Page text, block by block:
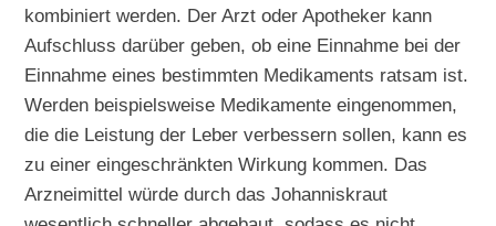
kombiniert werden. Der Arzt oder Apotheker kann
Aufschluss darüber geben, ob eine Einnahme bei der
Einnahme eines bestimmten Medikaments ratsam ist.
Werden beispielsweise Medikamente eingenommen,
die die Leistung der Leber verbessern sollen, kann es
zu einer eingeschränkten Wirkung kommen. Das
Arzneimittel würde durch das Johanniskraut